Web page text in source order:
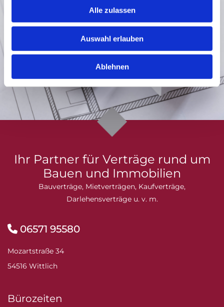
Alle zulassen
Auswahl erlauben
Ablehnen
Ihr Partner für Verträge rund um
Bauen und Immobilien
Bauverträge, Mietverträgen, Kaufverträge,
Darlehensverträge u. v. m.
 06571 95580
Mozartstraße 34
54516 Wittlich
Bürozeiten